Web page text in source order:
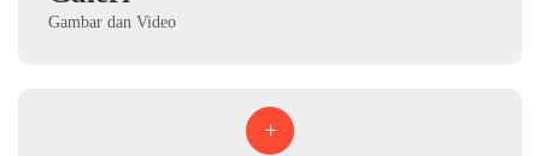
Gambar dan Video
+